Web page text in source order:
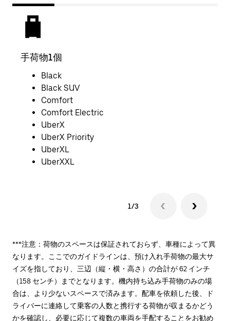
手荷物1個
Black
Black SUV
Comfort
Comfort Electric
UberX
UberX Priority
UberXL
UberXXL
1/3
***注意：荷物のスペースは保証されておらず、車種によって異
なります。ここでのガイドラインは、預け入れ手荷物の最大サ
イズを指しており、三辺（縦・横・高さ）の合計が 62 インチ
（158 センチ）までとなります。機内持ち込み手荷物のみの場
合は、より少ないスペースで済みます。配車を依頼した後、ド
ライバーに連絡して乗客の人数と携行する荷物が収まるかどう
かを確認し、必要に応じて複数の車両を手配することをお勧め